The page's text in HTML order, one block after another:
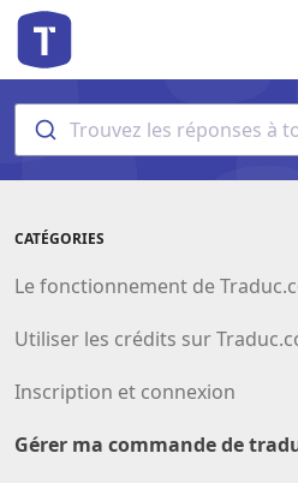
Trouvez les réponses à
CATÉGORIES
Le fonctionnement de
Utiliser les crédits sur
Inscription et connexion
Gérer ma commande de